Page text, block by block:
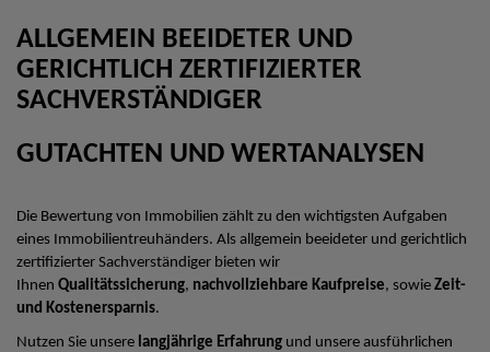
ALLGEMEIN BEEIDETER UND
GERICHTLICH ZERTIFIZIERTER
SACHVERSTÄNDIGER
GUTACHTEN UND WERTANALYSEN
Die Bewertung von Immobilien zählt zu den wichtigsten Aufgaben
eines Immobilientreuhänders. Als allgemein beeideter und gerichtlich
zertifizierter Sachverständiger bieten wir
Ihnen Qualitätssicherung, nachvollziehbare Kaufpreise, sowie Zeit-
und Kostenersparnis.
Nutzen Sie unsere langjährige Erfahrung und unsere ausführlichen